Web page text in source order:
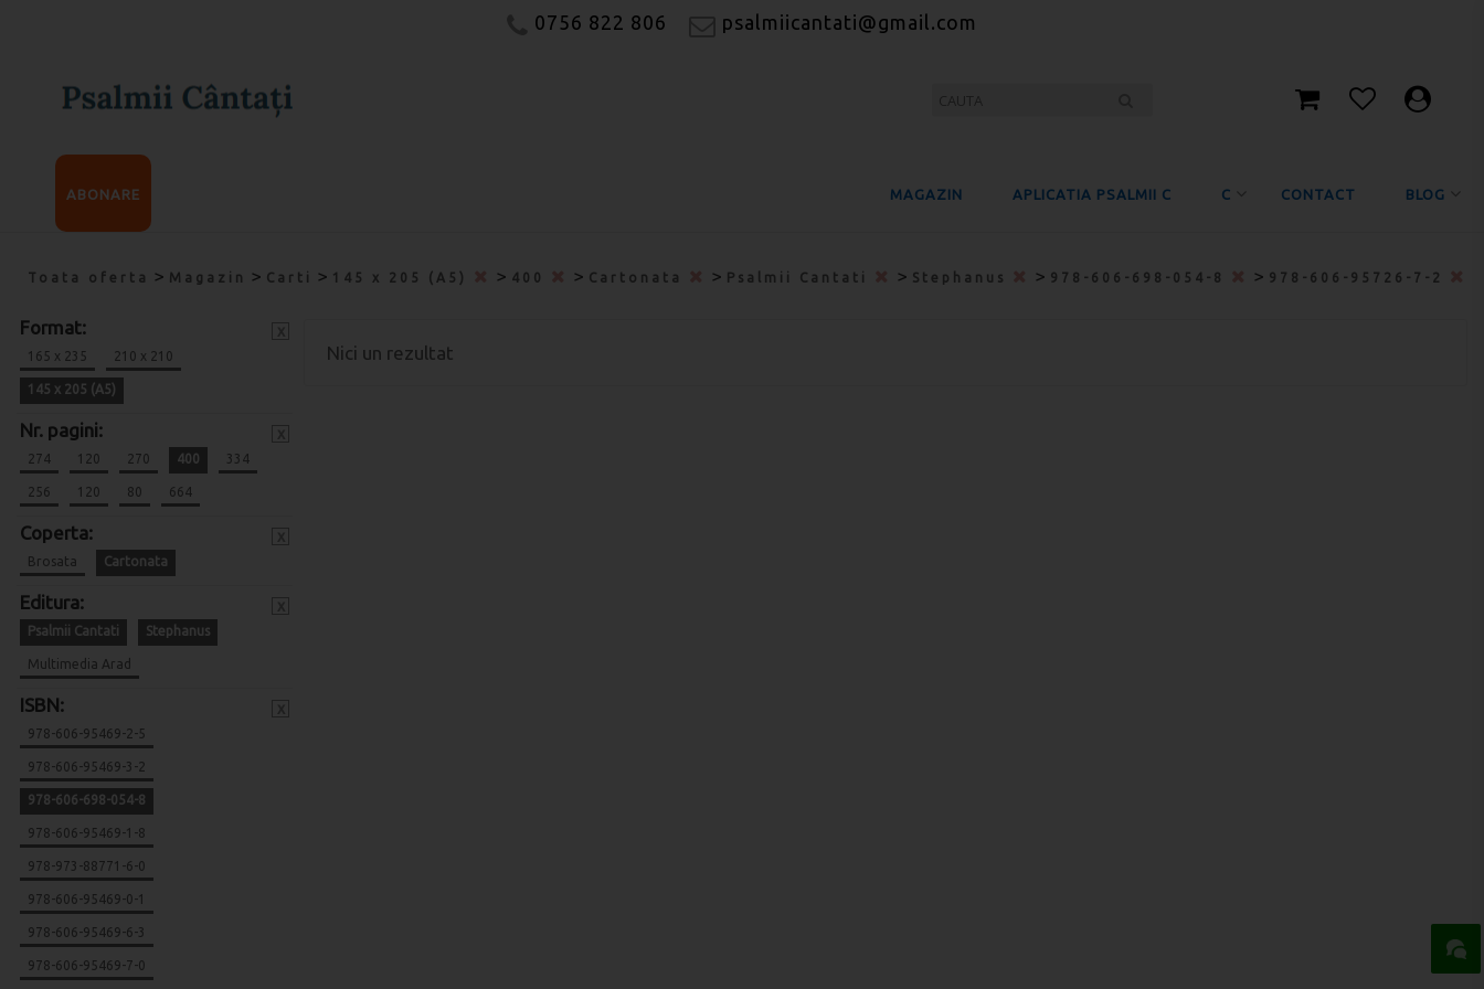
0756 822 806 psalmiicantati@gmail.com
MAGAZIN APLICATIA PSALMII C C CONTACT BLOG
ABONARE
Toata oferta > Magazin > Carti > 145 x 205 (A5) > 400 > Cartonata > Psalmii Cantati > Stephanus > 978-606-698-054-8 > 978-606-95726-7-2
Format:
165 x 235 210 x 210
145 x 205 (A5)
Nr. pagini:
274 120 270 400 334
256 120 80 664
Coperta:
Brosata Cartonata
Editura:
Psalmii Cantati Stephanus
Multimedia Arad
ISBN:
978-606-95469-2-5
978-606-95469-3-2
978-606-698-054-8
978-606-95469-1-8
978-973-88771-6-0
978-606-95469-0-1
978-606-95469-6-3
978-606-95469-7-0
Nici un rezultat